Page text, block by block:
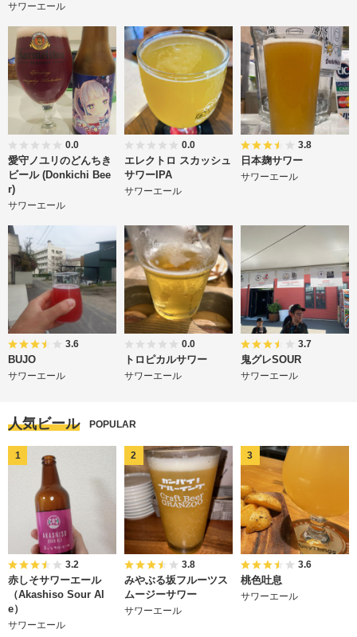
サワーエール
0.0
愛守ノユリのどんちき
ビール (Donkichi Bee
r)
サワーエール
0.0
エレクトロ スカッシュ
サワーIPA
サワーエール
3.8
日本麹サワー
サワーエール
3.6
BUJO
サワーエール
0.0
トロピカルサワー
サワーエール
3.7
鬼グレSOUR
サワーエール
人気ビール POPULAR
3.2
赤しそサワーエール
（Akashiso Sour Al
e）
サワーエール
3.8
みやぶる坂フルーツス
ムージーサワー
サワーエール
3.6
桃色吐息
サワーエール